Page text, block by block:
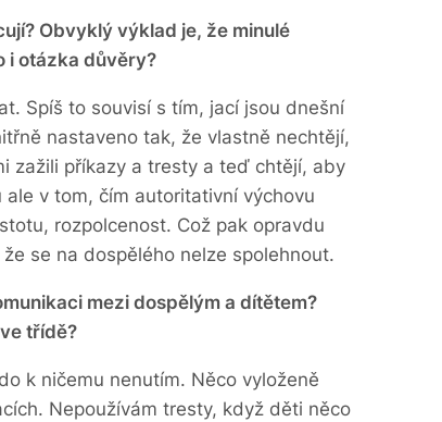
Obvyklý výklad je, že minulé
i otázka důvěry?
Spíš to souvisí s tím, jací jsou dnešní
nastaveno tak, že vlastně nechtějí,
zažili příkazy a tresty a teď chtějí, aby
v tom, čím autoritativní výchovu
rozpolcenost. Což pak opravdu
se na dospělého nelze spolehnout.
mezi dospělým a dítětem?
třídě?
k ničemu nenutím. Něco vyloženě
Nepoužívám tresty, když děti něco